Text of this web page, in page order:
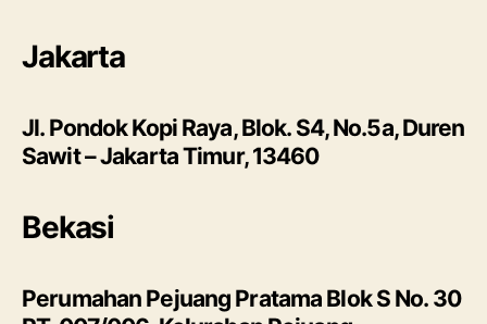
Jakarta
Jl. Pondok Kopi Raya, Blok. S4, No.5a, Duren
Sawit – Jakarta Timur, 13460
Bekasi
Perumahan Pejuang Pratama Blok S No. 30